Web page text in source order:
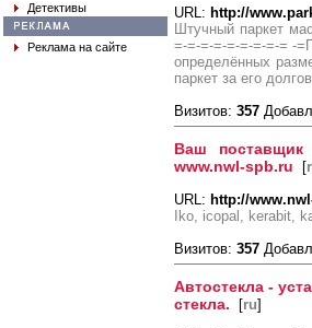
Детективы
Реклама на сайте
URL: http://
Штучный паркет
=-=-=-=-=-=-=-=-= -
определённых
паркет за его
Визитов: 357
Ваш
www.nwl-spb.ru [
URL: http://
Iko, icopal, kerabit,
Визитов: 357
Автостекла -
стекла. [ru]